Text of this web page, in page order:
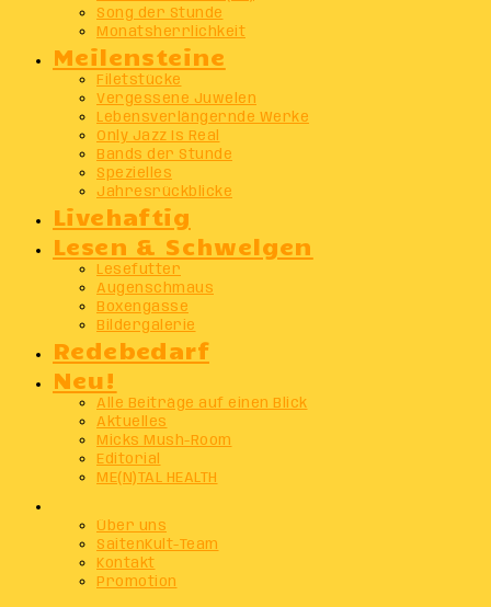
Song der Stunde
Monatsherrlichkeit
Meilensteine
Filetstücke
Vergessene Juwelen
Lebensverlängernde Werke
Only Jazz Is Real
Bands der Stunde
Spezielles
Jahresrückblicke
Livehaftig
Lesen & Schwelgen
Lesefutter
Augenschmaus
Boxengasse
Bildergalerie
Redebedarf
Neu!
Alle Beiträge auf einen Blick
Aktuelles
Micks Mush-Room
Editorial
ME(N)TAL HEALTH
Über uns
SaitenKult-Team
Kontakt
Promotion